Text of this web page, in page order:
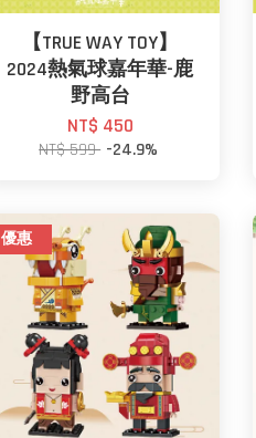
【TRUE WAY TOY】
2024熱氣球嘉年華-鹿
野高台
NT$ 450
NT$ 599 -24.9%
優惠